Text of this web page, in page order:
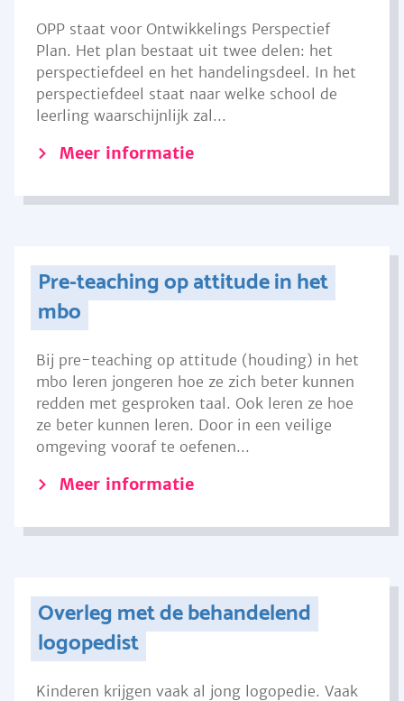
OPP staat voor Ontwikkelings Perspectief
Plan. Het plan bestaat uit twee delen: het
perspectiefdeel en het handelingsdeel. In het
perspectiefdeel staat naar welke school de
leerling waarschijnlijk zal...
Meer informatie
Pre-teaching op attitude in het
mbo
Bij pre-teaching op attitude (houding) in het
mbo leren jongeren hoe ze zich beter kunnen
redden met gesproken taal. Ook leren ze hoe
ze beter kunnen leren. Door in een veilige
omgeving vooraf te oefenen...
Meer informatie
Overleg met de behandelend
logopedist
Kinderen krijgen vaak al jong logopedie. Vaak